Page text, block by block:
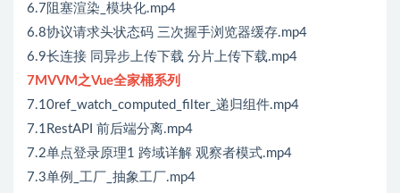
6.7阻塞渲染_模块化.mp4
6.8协议请求头状态码 三次握手浏览器缓存.mp4
6.9长连接 同异步上传下载 分片上传下载.mp4
7MVVM之Vue全家桶系列
7.10ref_watch_computed_filter_递归组件.mp4
7.1RestAPI 前后端分离.mp4
7.2单点登录原理1 跨域详解 观察者模式.mp4
7.3单例_工厂_抽象工厂.mp4